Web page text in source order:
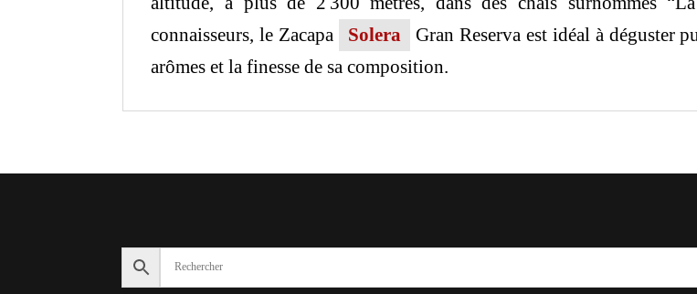
connaisseurs, le Zacapa
Solera
Gran Reserva est idéal à déguster
arômes et la finesse de sa composition.